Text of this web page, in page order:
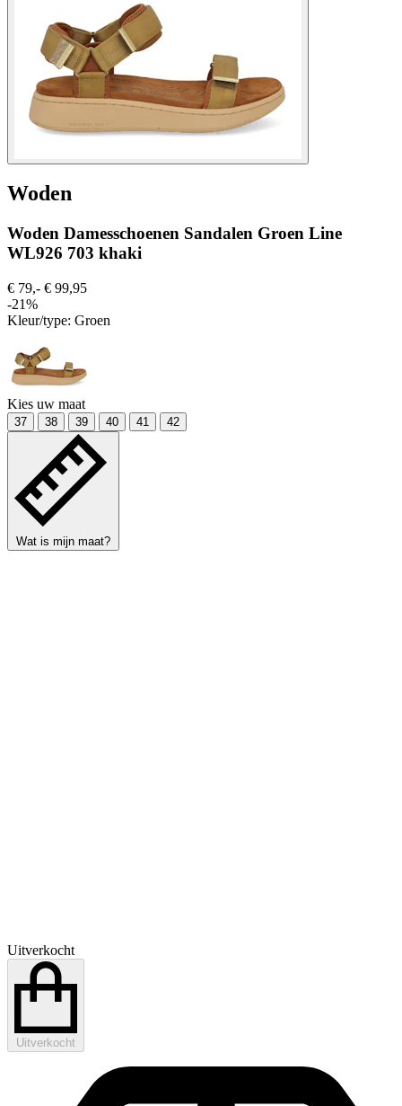
Woden
Woden Damesschoenen Sandalen Groen Line
WL926 703 khaki
€ 79,- € 99,95
-21%
Kleur/type: Groen
Kies uw maat
37 38 39 40 41 42
Wat is mijn maat?
Uitverkocht
Uitverkocht